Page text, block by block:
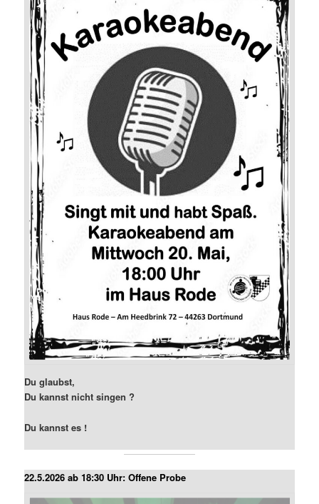
Du glaubst,
Du kannst nicht singen ?
Du kannst es !
22.5.2026 ab 18:30 Uhr: Offene Probe